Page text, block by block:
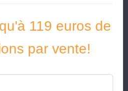
119 euros de
par vente!